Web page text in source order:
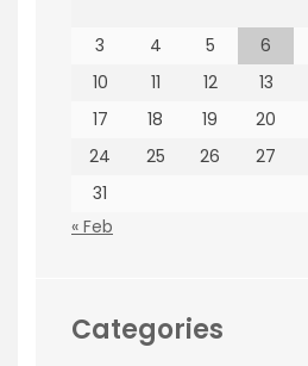
3
4 5 6
10
11 12 13
17
18 19 20
24
25 26 27
31
« Feb
Categories